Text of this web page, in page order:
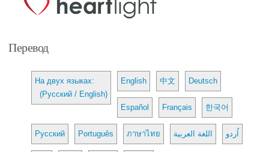
Перевод
На двух языках:
(Русский / English)
English 中文 Deutsch
Español Français 한국어
Русский Português ภาษาไทย اللغة العربية اُردو